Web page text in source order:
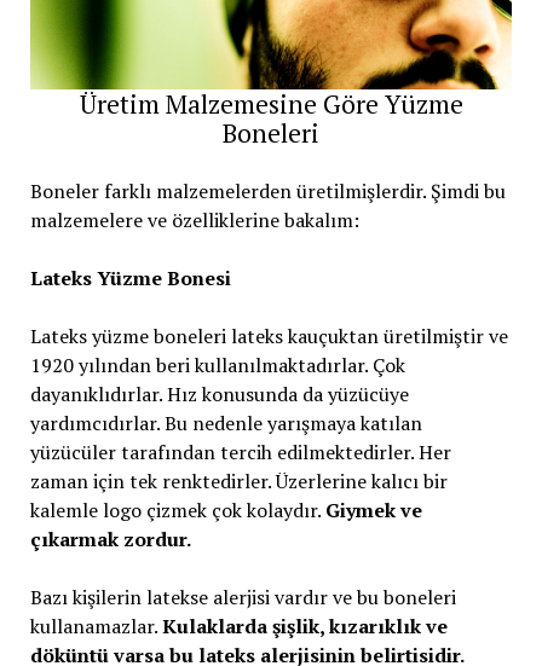
Üretim Malzemesine Göre Yüzme
Boneleri
Boneler farklı malzemelerden üretilmişlerdir. Şimdi bu
malzemelere ve özelliklerine bakalım:
Lateks Yüzme Bonesi
Lateks yüzme boneleri lateks kauçuktan üretilmiştir ve
1920 yılından beri kullanılmaktadırlar. Çok
dayanıklıdırlar. Hız konusunda da yüzücüye
yardımcıdırlar. Bu nedenle yarışmaya katılan
yüzücüler tarafından tercih edilmektedirler. Her
zaman için tek renktedirler. Üzerlerine kalıcı bir
kalemle logo çizmek çok kolaydır. Giymek ve
çıkarmak zordur.
Bazı kişilerin latekse alerjisi vardır ve bu boneleri
kullanamazlar.Kulaklarda şişlik, kızarıklık ve
döküntü varsa bu lateks alerjisinin belirtisidir.